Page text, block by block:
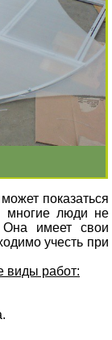
может показаться
многие люди не
Она имеет свои
учесть при
виды работ: